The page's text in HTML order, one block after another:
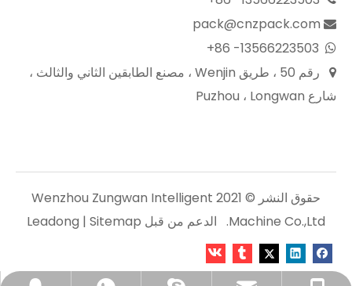

pack@cnzpack.com


رقم 50 ، طريق Wenjin ، مصنع الطابقين الثاني والثالث ،
شارع Puzhou ، Longwan
حقوق النشر © 2021 Wenzhou Zungwan Intelligent
Machine Co.,Ltd. الدعم من قبل
Leadong | Sitemap